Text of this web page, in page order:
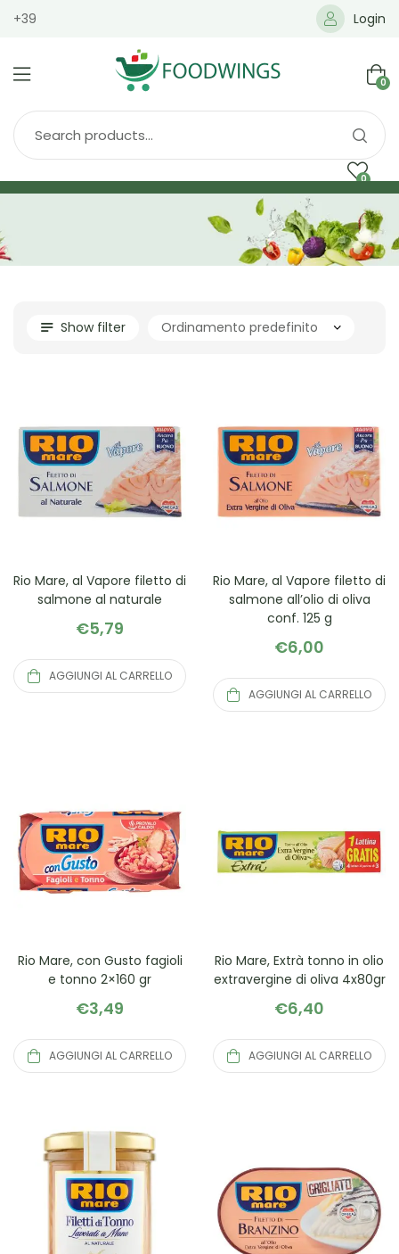
+39 Login
0
0
Shop Blog
Show filter
Rio Mare, al Vapore filetto di
salmone al naturale
€5,79
AGGIUNGI AL CARRELLO
Rio Mare, al Vapore filetto di
salmone all’olio di oliva
conf. 125 g
€6,00
AGGIUNGI AL CARRELLO
Rio Mare, con Gusto fagioli
e tonno 2×160 gr
€3,49
AGGIUNGI AL CARRELLO
Rio Mare, Extrà tonno in olio
extravergine di oliva 4x80gr
€6,40
AGGIUNGI AL CARRELLO